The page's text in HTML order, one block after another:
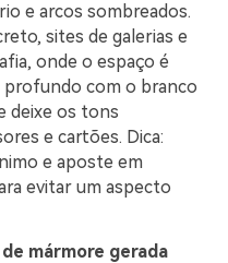
e arcos sombreados.
sites de galerias e
onde o espaço é
com o branco
deixe os tons
e cartões. Dica:
e aposte em
evitar um aspecto
mármore gerada